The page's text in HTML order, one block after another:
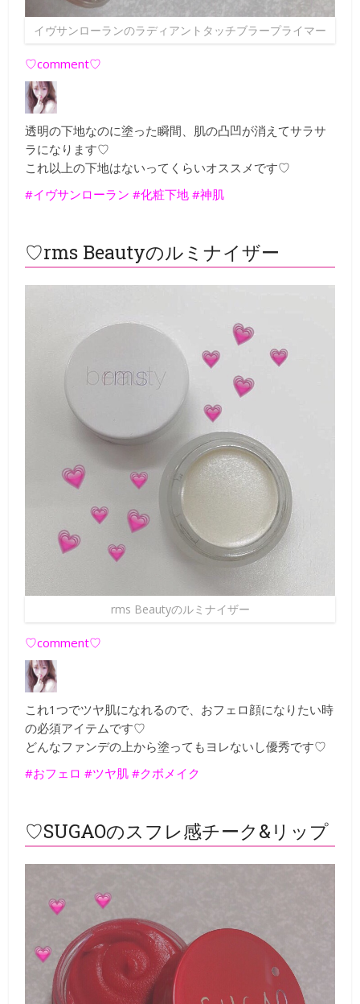
イヴサンローランのラディアントタッチブラープライマー
♡comment♡
透明の下地なのに塗った瞬間、肌の凸凹が消えてサラサ
ラになります♡
これ以上の下地はないってくらいオススメです♡
#イヴサンローラン #化粧下地 #神肌
♡rms Beautyのルミナイザー
rms Beautyのルミナイザー
♡comment♡
これ1つでツヤ肌になれるので、おフェロ顔になりたい時
の必須アイテムです♡
どんなファンデの上から塗ってもヨレないし優秀です♡
#おフェロ #ツヤ肌 #クボメイク
♡SUGAOのスフレ感チーク&リップ